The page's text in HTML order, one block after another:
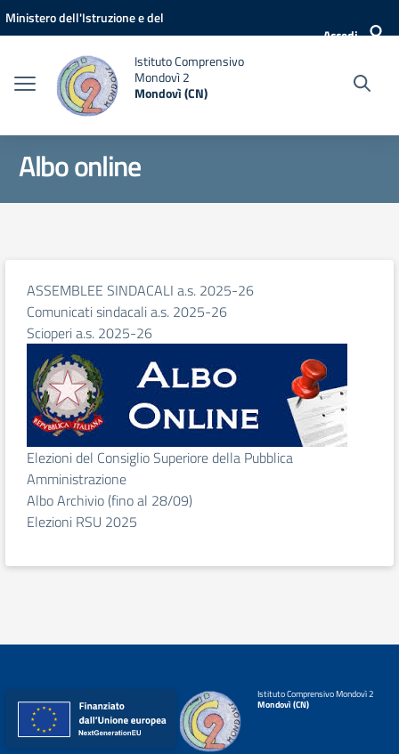
Vai ai contenuti
Vai al menu di navigazione
Vai al footer
Ministero dell'Istruzione e del
Accedi
Istituto Comprensivo
Mondovì 2
Mondovì (CN)
Albo online
ASSEMBLEE SINDACALI a.s. 2025-26
Comunicati sindacali a.s. 2025-26
Scioperi a.s. 2025-26
Elezioni del Consiglio Superiore della Pubblica
Amministrazione
Albo Archivio (fino al 28/09)
Elezioni RSU 2025
Istituto Comprensivo Mondovì 2
Mondovì (CN)